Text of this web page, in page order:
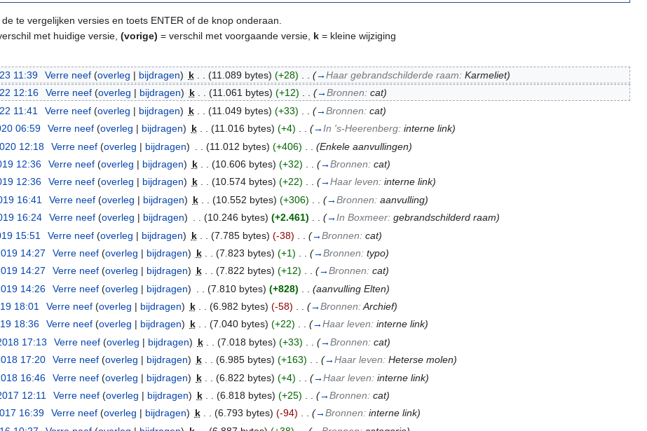
te vergelijken versies en toets ENTER of de knop onderaan.
met huidige versie, (vorige) = verschil met voorgaande versie, k = kleine wijziging
11:39 Verre neef (overleg | bijdragen) k (11.089 bytes) (+28) (→Haar gebrandschilderde raam: Karmeliet)
12:16 Verre neef (overleg | bijdragen) k . . (11.061 bytes) (+12) . . (→Bronnen: cat)
11:41 Verre neef (overleg | bijdragen) k (11.049 bytes) (+33) (→Bronnen: cat)
06:59 Verre neef (overleg | bijdragen) k (11.016 bytes) (+4) (→In 's-Heerenberg: interne link)
12:18 Verre neef (overleg | bijdragen) (11.012 bytes) (+406)
(Enkele aanvullingen)
12:36 Verre neef (overleg | bijdragen) k (10.606 bytes) (+32) (→Bronnen: cat)
12:36 Verre neef (overleg | bijdragen) k . . (10.574 bytes) (+22) . . (→Haar leven: interne link)
16:41 Verre neef (overleg | bijdragen) k (10.552 bytes) (+306) (→Bronnen: aanvulling)
16:24 Verre neef (overleg | bijdragen) (10.246 bytes) (+2.461) (→In Boxmeer: gebrandschilderd raam)
15:51 Verre neef (overleg | bijdragen) k (7.785 bytes) (-38) (→Bronnen: cat)
14:27 Verre neef (overleg | bijdragen) k (7.823 bytes) (+1) (→Bronnen: typo)
14:27 Verre neef (overleg | bijdragen) k . . (7.822 bytes) (+12) . . (→Bronnen: cat)
14:26 Verre neef (overleg | bijdragen) (7.810 bytes) (+828)
(aanvulling Elten)
18:01 Verre neef (overleg | bijdragen) k (6.982 bytes) (-58) (→Bronnen:Archief)
18:36 Verre neef (overleg | bijdragen) k . . (7.040 bytes) (+22) . . (→Haar leven: interne link)
17:13 Verre neef (overleg | bijdragen) k (7.018 bytes) (+33) (→Bronnen: cat)
17:20 Verre neef (overleg | bijdragen) k . . (6.985 bytes) (+163) . . (→Haar leven: Heterse molen)
16:46 Verre neef (overleg | bijdragen) k (6.822 bytes) (+4) (→Haar leven: interne link)
12:11 Verre neef (overleg | bijdragen) k (6.818 bytes) (+25) (→Bronnen: cat)
16:39 Verre neef (overleg | bijdragen) k . . (6.793 bytes) (-94) . . (→Bronnen: interne link)